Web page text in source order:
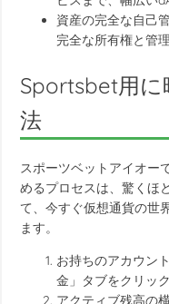
資産の完全な自己
完全な所有権と管
Sportsbet用に
法
スポーツベットアイオー
めるプロセスは、驚くほ
て、今すぐ仮想通貨の世
ます。
お持ちのアカウン
金」タブをクリック
アクティブ残高の